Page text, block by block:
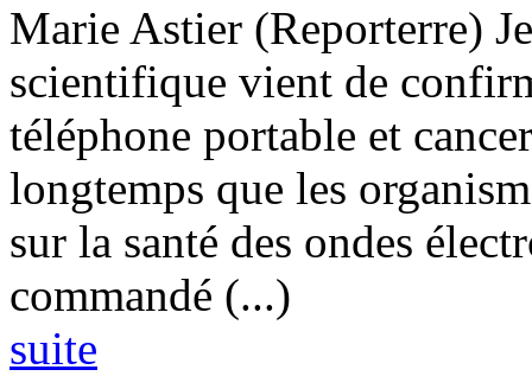
Marie Astier (Reporterre)
scientifique vient de
téléphone portable et
longtemps que les
sur la santé des ondes
commandé (...)
suite